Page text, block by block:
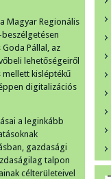
Magyar Regionális
Pállal, az
lehetőségeiről
mellett kisléptékű
digitalizációs
a leginkább
gazdasági
talpon
célterületeivel